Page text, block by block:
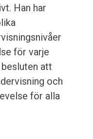
Han har
för varje
att
och
för alla